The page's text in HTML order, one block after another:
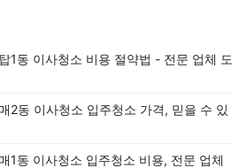
1동 이사청소 비용 절약법 - 전문 업체 도
2동 이사청소 입주청소 가격, 믿을 수 있
1동 이사청소 입주청소 비용, 전문 업체